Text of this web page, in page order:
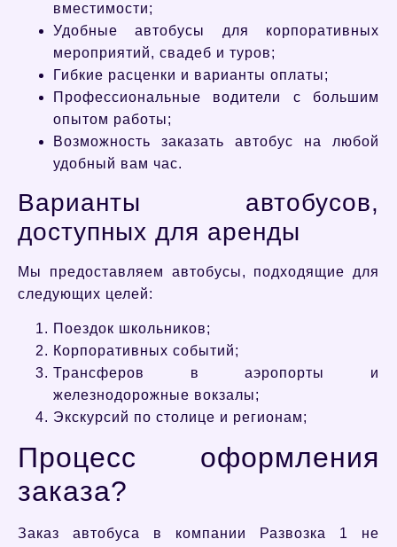
вместимости;
Удобные автобусы для корпоративных
мероприятий, свадеб и туров;
Гибкие расценки и варианты оплаты;
Профессиональные водители с большим
опытом работы;
Возможность заказать автобус на любой
удобный вам час.
Варианты автобусов,
доступных для аренды
Мы предоставляем автобусы, подходящие для
следующих целей:
Поездок школьников;
Корпоративных событий;
Трансферов в аэропорты и
железнодорожные вокзалы;
Экскурсий по столице и регионам;
Процесс оформления
заказа?
Заказ автобуса в компании Развозка 1 не